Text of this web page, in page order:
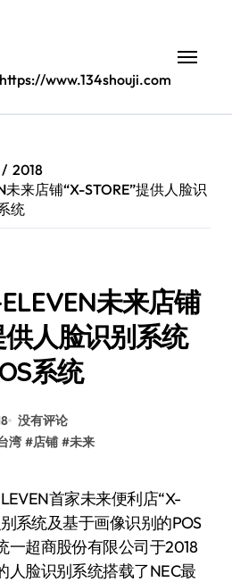
www.134shouji.com
2018
未来店铺“X-STORE”提供人脸识
统
未来店铺
供人脸识别系统
系统
没有评论
湾 #店铺 #未来
系统及基于画像识别的POS
一超商股份有限公司于2018
人脸识别系统搭载了NEC最